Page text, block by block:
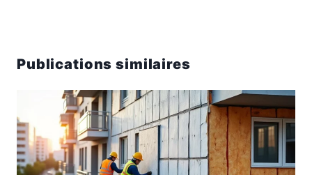
Publications similaires